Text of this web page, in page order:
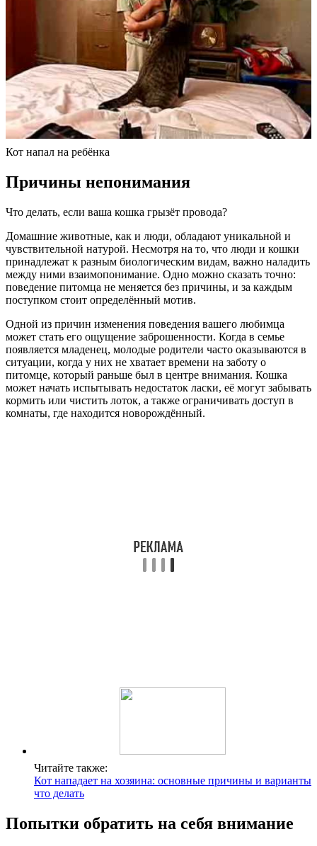
Кот напал на ребёнка
Причины непонимания
Что делать, если ваша кошка грызёт провода?
Домашние животные, как и люди, обладают уникальной и
чувствительной натурой. Несмотря на то, что люди и кошки
принадлежат к разным биологическим видам, важно наладить
между ними взаимопонимание. Одно можно сказать точно:
поведение питомца не меняется без причины, и за каждым
поступком стоит определённый мотив.
Одной из причин изменения поведения вашего любимца
может стать его ощущение заброшенности. Когда в семье
появляется младенец, молодые родители часто оказываются в
ситуации, когда у них не хватает времени на заботу о
питомце, который раньше был в центре внимания. Кошка
может начать испытывать недостаток ласки, её могут забывать
кормить или чистить лоток, а также ограничивать доступ в
комнаты, где находится новорождённый.
Читайте также:
Кот нападает на хозяина: основные причины и варианты
что делать
Попытки обратить на себя внимание